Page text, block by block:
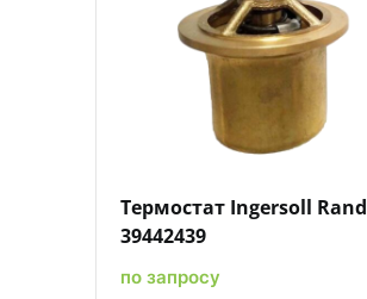
Быстрый просмотр
Термостат Ingersoll Rand
39442439
по запросу